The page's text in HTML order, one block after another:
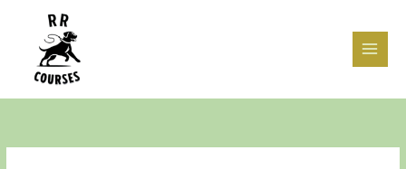
inhoud